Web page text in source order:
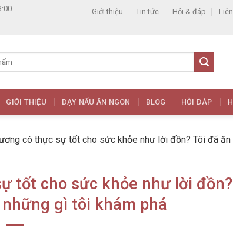
Giới thiệu Tin tức Hỏi & đáp
GIỚI THIỆU DẠY NẤU ĂN NGON BLOG HỎI ĐÁP
có thực sự tốt cho sức khỏe như lời đồn? Tôi đã ăn
tốt cho sức khỏe như lời đồn?
gì tôi khám phá